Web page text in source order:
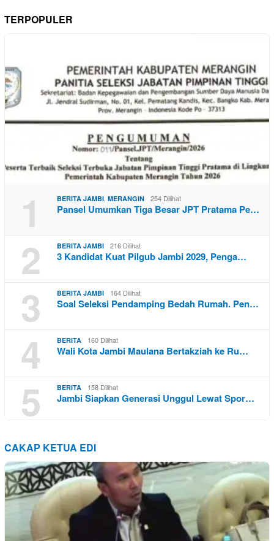
TERPOPULER
1 BERITA JAMBI MERANGIN 254 Dilihat
Pansel Umumkan Tiga Besar JPT Pratama Pe…
2 BERITA JAMBI 216 Dilihat
3 Kandidat Kuat Pilgub Jambi 2029, Penga…
3 BERITA JAMBI 164 Dilihat
Soal Seleksi Pendamping Bedah Rumah. Pen…
4 BERITA 160 Dilihat
Wali Kota Jambi Maulana Bertakziah ke Ru…
5 BERITA 158 Dilihat
Jambi Siapkan Generasi Unggul Lewat Spor…
CAKAP KETUA EDI